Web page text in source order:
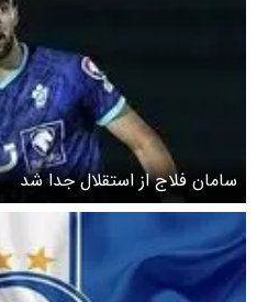
سامان فلاج از استقلال جدا شد